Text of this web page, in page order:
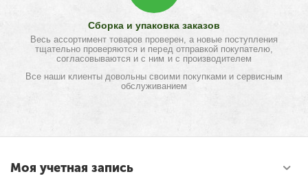
Сборка и упаковка заказов
Весь ассортимент товаров проверен, а новые поступления
тщательно проверяются и перед отправкой покупателю,
согласовываются и с ним и с производителем
Все наши клиенты довольны своими покупками и сервисным
обслуживанием
Моя учетная запись